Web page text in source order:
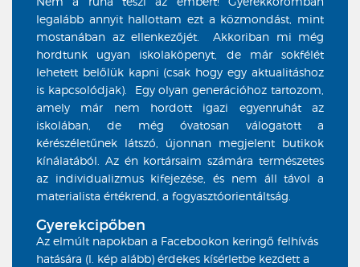
legalább annyit hallottam ezt a közmondást, mint
mostanában az ellenkezőjét. Akkoriban mi még
hordtunk ugyan iskolaköpenyt, de már sokfélét
lehetett belőlük kapni (csak hogy egy aktualitáshoz
is kapcsolódjak). Egy olyan generációhoz tartozom,
amely már nem hordott igazi egyenruhát az
iskolában, de még óvatosan válogatott a
kérészéletűnek látszó, újonnan megjelent butikok
kínálatából. Az én kortársaim számára természetes
az individualizmus kifejezése, és nem áll távol a
materialista értékrend, a fogyasztóorientáltság.
Gyerekcipőben
Az elmúlt napokban a Facebookon keringő felhívás
hatására (l. kép alább) érdekes kísérletbe kezdett a